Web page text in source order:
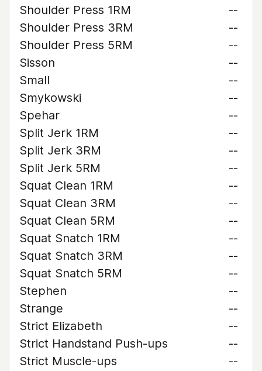
Shoulder Press 1RM
--
Shoulder Press 3RM
--
Shoulder Press 5RM
--
Sisson
--
Small
--
Smykowski
--
Spehar
--
Split Jerk 1RM
--
Split Jerk 3RM
--
Split Jerk 5RM
--
Squat Clean 1RM
--
Squat Clean 3RM
--
Squat Clean 5RM
--
Squat Snatch 1RM
--
Squat Snatch 3RM
--
Squat Snatch 5RM
--
Stephen
--
Strange
--
Strict Elizabeth
--
Strict Handstand Push-ups
--
Strict Muscle-ups
--